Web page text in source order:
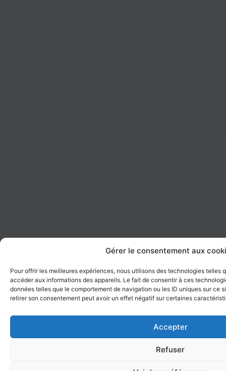
Gérer le consentement aux
Pour offrir les meilleures expériences, nous utilisons des technologies telles
accéder aux informations des appareils. Le fait de consentir à ces
données telles que le comportement de navigation ou les ID uniques sur ce
retirer son consentement peut avoir un effet négatif sur certaines
Accepter
Refuser